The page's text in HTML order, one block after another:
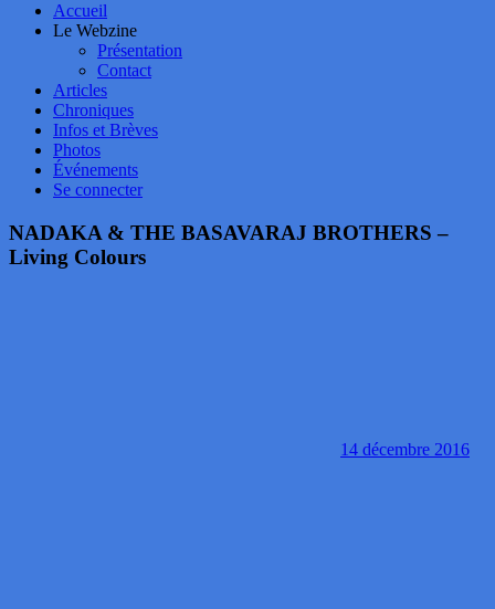
Accueil
Le Webzine
Présentation
Contact
Articles
Chroniques
Infos et Brèves
Photos
Événements
Se connecter
NADAKA & THE BASAVARAJ BROTHERS –
Living Colours
14 décembre 2016